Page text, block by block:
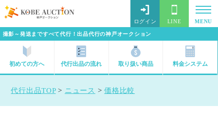
撮影～発送まですべて代行！出品代行の神戸オークション
ログイン LINE MENU
初めての方へ 代行出品の流れ 取り扱い商品 料金システム
代行出品TOP> ニュース >価格比較